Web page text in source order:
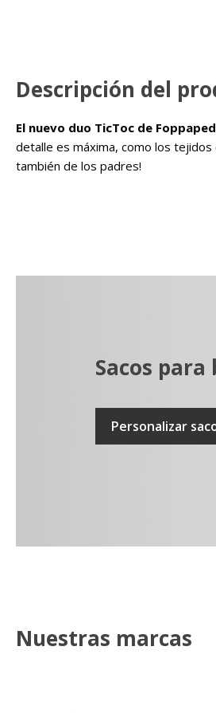
Descripción del
El nuevo duo TicToc de
detalle es máxima, como los
también de los padres!
Sacos
Personalizar
Nuestras marcas